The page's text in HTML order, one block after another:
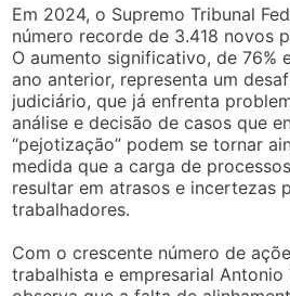
Em 2024, o Supremo Tribunal
número recorde de 3.418 novos
O aumento significativo, de 76%
ano anterior, representa um
judiciário, que já enfrenta
análise e decisão de casos que
“pejotização” podem se tornar
medida que a carga de
resultar em atrasos e incertezas
trabalhadores.
Com o crescente número de
trabalhista e empresarial